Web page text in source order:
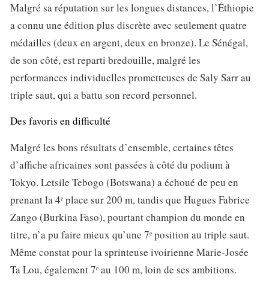
Malgré sa réputation sur les longues distances, l’Éthiopie
a connu une édition plus discrète avec seulement quatre
médailles (deux en argent, deux en bronze). Le Sénégal,
de son côté, est reparti bredouille, malgré les
performances individuelles prometteuses de Saly Sarr au
triple saut, qui a battu son record personnel.
Des favoris en difficulté
Malgré les bons résultats d’ensemble, certaines têtes
d’affiche africaines sont passées à côté du podium à
Tokyo. Letsile Tebogo (Botswana) a échoué de peu en
prenant la 4ᵉ place sur 200 m, tandis que Hugues Fabrice
Zango (Burkina Faso), pourtant champion du monde en
titre, n’a pu faire mieux qu’une 7ᵉ position au triple saut.
Même constat pour la sprinteuse ivoirienne Marie-Josée
Ta Lou, également 7ᵉ au 100 m, loin de ses ambitions.